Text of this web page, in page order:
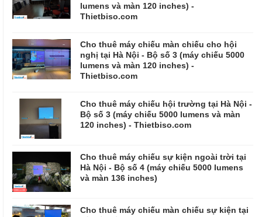
lumens và màn 120 inches) -
Thietbiso.com
Cho thuê máy chiếu màn chiếu cho hội
nghị tại Hà Nội - Bộ số 3 (máy chiếu 5000
lumens và màn 120 inches) -
Thietbiso.com
Cho thuê máy chiếu hội trường tại Hà Nội -
Bộ số 3 (máy chiếu 5000 lumens và màn
120 inches) - Thietbiso.com
Cho thuê máy chiếu sự kiện ngoài trời tại
Hà Nội - Bộ số 4 (máy chiếu 5000 lumens
và màn 136 inches)
Cho thuê máy chiếu màn chiếu sự kiện tại